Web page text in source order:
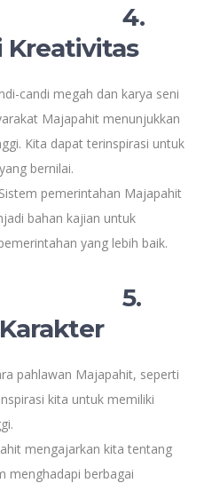
4.
Kreativitas
candi megah dan karya seni
Majapahit menunjukkan
Kita dapat terinspirasi untuk
bernilai.
Sistem pemerintahan Majapahit
bahan kajian untuk
yang lebih baik.
5.
pahlawan Majapahit, seperti
kita untuk memiliki
mengajarkan kita tentang
menghadapi berbagai